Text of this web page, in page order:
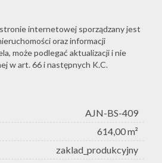
internetowej sporządzany jest
oraz informacji
może podlegać aktualizacji i nie
w art. 66 i następnych K.C.
AJN-BS-409
614,00 m²
zaklad_produkcyjny